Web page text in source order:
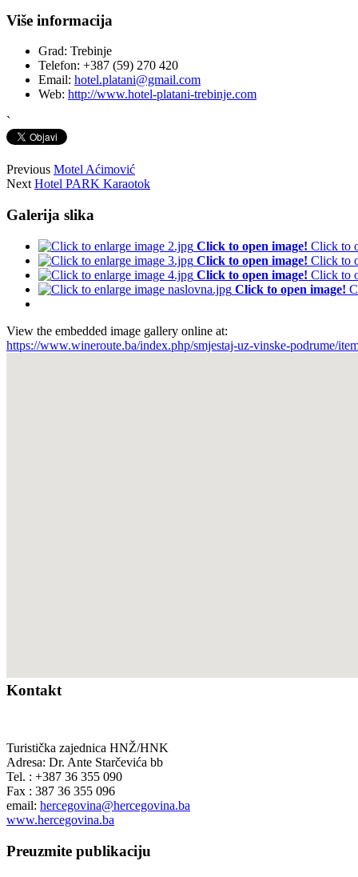
Više informacija
Grad: Trebinje
Telefon: +387 (59) 270 420
Email: hotel.platani@gmail.com
Web: http://www.hotel-platani-trebinje.com
`
Previous Motel Aćimović
Next Hotel PARK Karaotok
Galerija slika
Click to open image! Click to
Click to open image! Click to
Click to open image! Click to
Click to open image!
View the embedded image gallery online at:
https://www.wineroute.ba/index.php/smjestaj-uz-vinske-podrume/
Kontakt
Turistička zajednica HNŽ/HNK
Adresa: Dr. Ante Starčevića bb
Tel. : +387 36 355 090
Fax : 387 36 355 096
email: hercegovina@hercegovina.ba
www.hercegovina.ba
Preuzmite publikaciju